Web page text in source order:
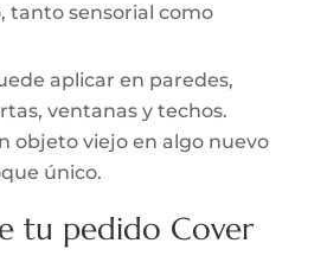
tanto sensorial como
aplicar en paredes,
ventanas y techos.
objeto viejo en algo nuevo
único.
tu pedido Cover